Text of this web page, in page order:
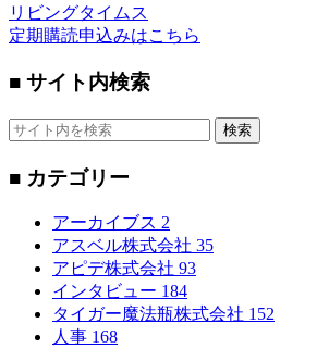
リビングタイムス
定期購読申込みはこちら
■ サイト内検索
検索
■ カテゴリー
アーカイブス 2
アスベル株式会社 35
アピデ株式会社 93
インタビュー 184
タイガー魔法瓶株式会社 152
人事 168